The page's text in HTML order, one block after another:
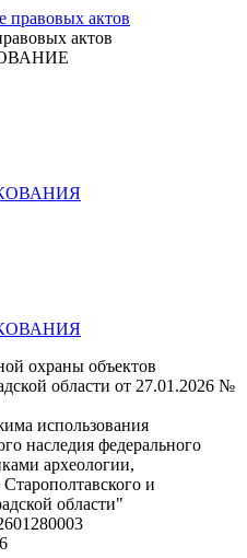
актов
охраны объектов
области от 27.01.2026 №
использования
наследия федерального
археологии,
и
области"